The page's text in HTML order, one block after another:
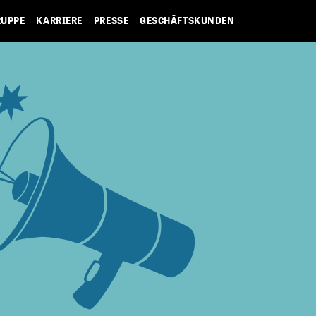
KARRIERE PRESSE GESCHÄFTSKUNDEN